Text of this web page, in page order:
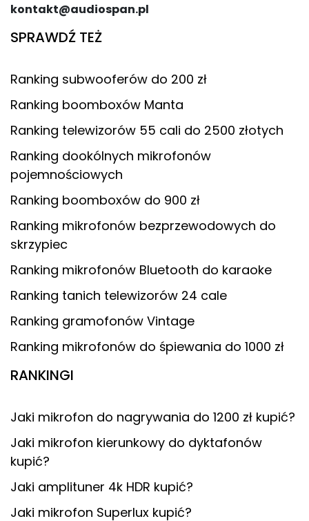
kontakt@audiospan.pl
SPRAWDŹ TEŻ
Ranking subwooferów do 200 zł
Ranking boomboxów Manta
Ranking telewizorów 55 cali do 2500 złotych
Ranking dookólnych mikrofonów
pojemnościowych
Ranking boomboxów do 900 zł
Ranking mikrofonów bezprzewodowych do
skrzypiec
Ranking mikrofonów Bluetooth do karaoke
Ranking tanich telewizorów 24 cale
Ranking gramofonów Vintage
Ranking mikrofonów do śpiewania do 1000 zł
RANKINGI
Jaki mikrofon do nagrywania do 1200 zł kupić?
Jaki mikrofon kierunkowy do dyktafonów
kupić?
Jaki amplituner 4k HDR kupić?
Jaki mikrofon Superlux kupić?